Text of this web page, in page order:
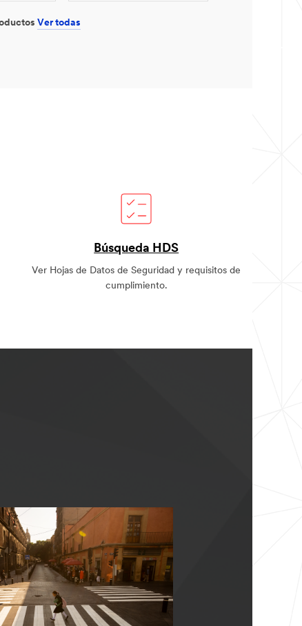
Ver todas
Búsqueda HDS
Ver Hojas de Datos de Seguridad y requisitos de
cumplimiento.